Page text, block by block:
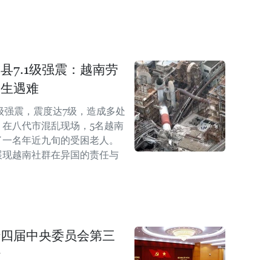
7.1级强震：越南劳
遇难
震，震度达7级，造成多处
八代市混乱现场，5名越南
名年近九旬的受困老人。
越南社群在异国的责任与
届中央委员会第三